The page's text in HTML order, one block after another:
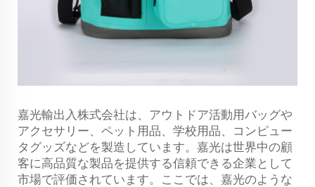
嘉光輸出入株式会社は、アウトドア活動用バッグや
アクセサリー、ペット用品、学校用品、コンピュー
タグッズなどを製造しています。嘉光は世界中の顧
客に高品質な製品を提供する信頼できる企業として
市場で評価されています。ここでは、嘉光のような